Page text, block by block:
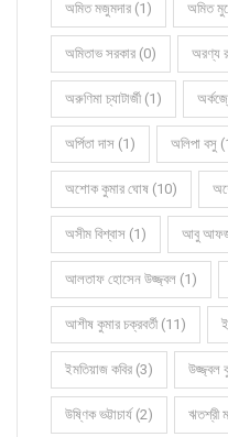
অমিত মজুমদার (1) অমিত
অমিতাভ সরকার (0) অরণ্য
অরুণিমা চ্যাটার্জী (1)
অর্পিতা দাস (1) অলিপা বসু
অশোক কুমার ঘোষ (10)
অসীম বিশ্বাস (1) আবু
আলতাফ হোসেন উজ্জ্বল (1)
আশীষ কুমার চক্রবর্তী (11)
ইমতিয়াজ কবির (3) উজ্জ্বল
উষ্ণিক ভট্টাচার্য (2) ঋতশ্রী